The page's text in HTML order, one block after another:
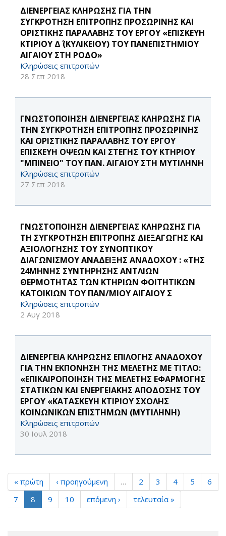
ΔΙΕΝΕΡΓΕΙΑΣ ΚΛΗΡΩΣΗΣ ΓΙΑ ΤΗΝ
ΣΥΓΚΡΟΤΗΣΗ ΕΠΙΤΡΟΠΗΣ ΠΡΟΣΩΡΙΝΗΣ ΚΑΙ
ΟΡΙΣΤΙΚΗΣ ΠΑΡΑΛΑΒΗΣ ΤΟΥ ΕΡΓΟΥ «ΕΠΙΣΚΕΥΗ
ΚΤΙΡΙΟΥ Δ΄ (ΚΥΛΙΚΕΙΟΥ) ΤΟΥ ΠΑΝΕΠΙΣΤΗΜΙΟΥ
ΑΙΓΑΙΟΥ ΣΤΗ ΡΟΔΟ»
Κληρώσεις επιτροπών
28 Σεπ 2018
ΓΝΩΣΤΟΠΟΙΗΣΗ ΔΙΕΝΕΡΓΕΙΑΣ ΚΛΗΡΩΣΗΣ ΓΙΑ
ΤΗΝ ΣΥΓΚΡΟΤΗΣΗ ΕΠΙΤΡΟΠΗΣ ΠΡΟΣΩΡΙΝΗΣ
ΚΑΙ ΟΡΙΣΤΙΚΗΣ ΠΑΡΑΛΑΒΗΣ ΤΟΥ ΕΡΓΟΥ
ΕΠΙΣΚΕΥΗ ΟΨΕΩΝ ΚΑΙ ΣΤΕΓΗΣ ΤΟΥ ΚΤΗΡΙΟΥ
"ΜΠΙΝΕΙΟ" ΤΟΥ ΠΑΝ. ΑΙΓΑΙΟΥ ΣΤΗ ΜΥΤΙΛΗΝΗ
Κληρώσεις επιτροπών
27 Σεπ 2018
ΓΝΩΣΤΟΠΟΙΗΣΗ ΔΙΕΝΕΡΓΕΙΑΣ ΚΛΗΡΩΣΗΣ ΓΙΑ
ΤΗ ΣΥΓΚΡΟΤΗΣΗ ΕΠΙΤΡΟΠΗΣ ΔΙΕΞΑΓΩΓΗΣ ΚΑΙ
ΑΞΙΟΛΟΓΗΣΗΣ ΤΟΥ ΣΥΝΟΠΤΙΚΟΥ
ΔΙΑΓΩΝΙΣΜΟΥ ΑΝΑΔΕΙΞΗΣ ΑΝΑΔΟΧΟΥ : «ΤΗΣ
24ΜΗΝΗΣ ΣΥΝΤΗΡΗΣΗΣ ΑΝΤΛΙΩΝ
ΘΕΡΜΟΤΗΤΑΣ ΤΩΝ ΚΤΗΡΙΩΝ ΦΟΙΤΗΤΙΚΩΝ
ΚΑΤΟΙΚΙΩΝ ΤΟΥ ΠΑΝ/ΜΙΟΥ ΑΙΓΑΙΟΥ Σ
Κληρώσεις επιτροπών
2 Αυγ 2018
ΔΙΕΝΕΡΓΕΙΑ ΚΛΗΡΩΣΗΣ ΕΠΙΛΟΓΗΣ ΑΝΑΔΟΧΟΥ
ΓΙΑ ΤΗΝ ΕΚΠΟΝΗΣΗ ΤΗΣ ΜΕΛΕΤΗΣ ΜΕ ΤΙΤΛΟ:
«ΕΠΙΚΑΙΡΟΠΟΙΗΣΗ ΤΗΣ ΜΕΛΕΤΗΣ ΕΦΑΡΜΟΓΗΣ
ΣΤΑΤΙΚΩΝ ΚΑΙ ΕΝΕΡΓΕΙΑΚΗΣ ΑΠΟΔΟΣΗΣ ΤΟΥ
ΕΡΓΟΥ «ΚΑΤΑΣΚΕΥΗ ΚΤΙΡΙΟΥ ΣΧΟΛΗΣ
ΚΟΙΝΩΝΙΚΩΝ ΕΠΙΣΤΗΜΩΝ (ΜΥΤΙΛΗΝΗ)
Κληρώσεις επιτροπών
30 Ιουλ 2018
« πρώτη ‹ προηγούμενη … 2 3 4 5
6
7
8 9 10 επόμενη › τελευταία »